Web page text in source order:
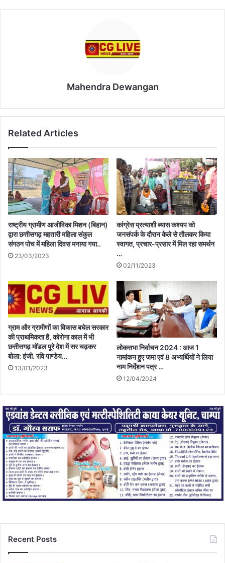
Mahendra Dewangan
Related Articles
राष्ट्रीय ग्रामीण आजीविका मिशन (बिहान)
द्वारा छत्तीसगढ़ महतारी महिला संकुल
संगठन पोच में महिला दिवस मनाया गया..
23/03/2023
कांग्रेस प्रत्याशी ब्यास कश्यप को
जनसंपर्क के दौरान केले से तौलकर किया
स्वागत, प्रचार-प्रसार में मिल रहा समर्थन
…
02/11/2023
ग्राम और ग्रामीणों का विकास बघेल सरकार
की प्राथमिकता है, कोरोना काल में भी
छत्तीसगढ़ मॉडल पूरे देश में सर चढ़कर
बोला: इंजी. रवि पाण्डेय…
13/01/2023
लोकसभा निर्वाचन 2024 : आज 1
नामांकन हुए जमा एवं 8 अभ्यर्थियों ने लिया
नाम निर्देशन पत्र …
12/04/2024
Recent Posts